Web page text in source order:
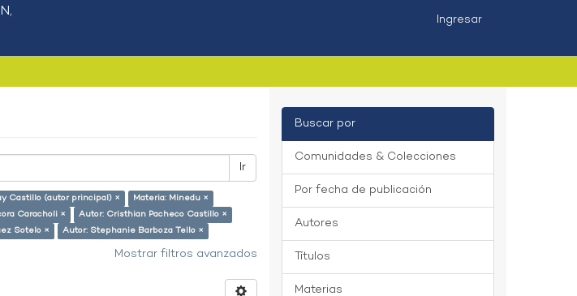
Ingresar
Ir
Castillo (autor principal) ×
Materia: Minedu ×
Caracholi ×
Autor: Cristhian Pacheco Castillo ×
Sotelo × Autor: Stephanie Barboza Tello ×
Mostrar filtros avanzados
Buscar por
Comunidades & Colecciones
Por fecha de publicación
Autores
Títulos
Materias